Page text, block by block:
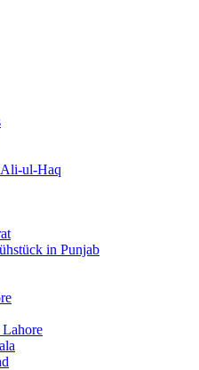
ul-Haq
in Punjab